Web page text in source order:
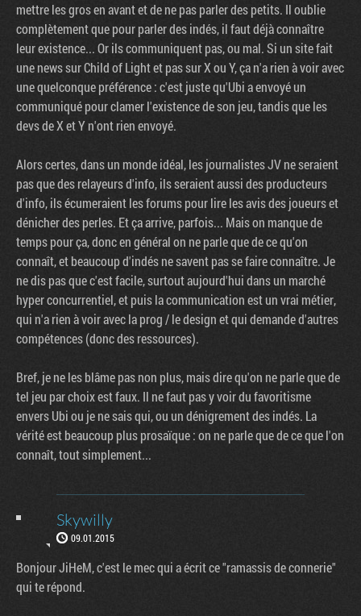
mettre les gros en avant et de ne pas parler des petits. Il oublie
complètement que pour parler des indés, il faut déjà connaître
leur existence... Or ils communiquent pas, ou mal. Si un site fait
une news sur Child of Light et pas sur X ou Y, ça n'a rien à voir avec
une quelconque préférence : c'est juste qu'Ubi a envoyé un
communiqué pour clamer l'existence de son jeu, tandis que les
devs de X et Y n'ont rien envoyé.
Alors certes, dans un monde idéal, les journalistes JV ne seraient
pas que des relayeurs d'info, ils seraient aussi des producteurs
d'info, ils écumeraient les forums pour lire les avis des joueurs et
dénicher des perles. Et ça arrive, parfois... Mais on manque de
temps pour ça, donc en général on ne parle que de ce qu'on
connaît, et beaucoup d'indés ne savent pas se faire connaître. Je
ne dis pas que c'est facile, surtout aujourd'hui dans un marché
hyper concurrentiel, et puis la communication est un vrai métier,
qui n'a rien à voir avec la prog / le design et qui demande d'autres
compétences (donc des ressources).
Bref, je ne les blâme pas non plus, mais dire qu'on ne parle que de
tel jeu par choix est faux. Il ne faut pas y voir du favoritisme
envers Ubi ou je ne sais qui, ou un dénigrement des indés. La
vérité est beaucoup plus prosaïque : on ne parle que de ce que l'on
connaît, tout simplement...
Skywilly
09.01.2015
Bonjour JiHeM, c'est le mec qui a écrit ce "ramassis de connerie"
qui te répond.